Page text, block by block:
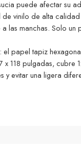
puede afectar su
vinilo de alta
a las manchas. Solo
el papel tapiz
x 118 pulgadas,
y evitar una ligera